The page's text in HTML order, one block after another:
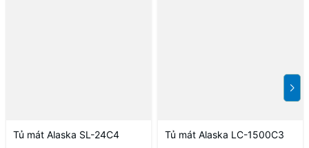
Tủ mát Alaska SL-24C4 Tủ mát Alaska LC-1500C3